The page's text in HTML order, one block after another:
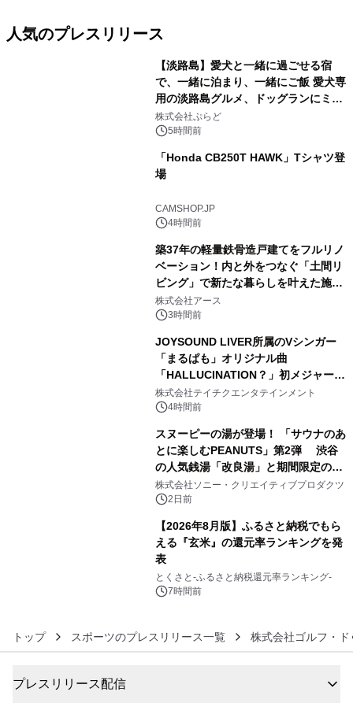
人気のプレスリリース
【淡路島】愛犬と一緒に過ごせる宿
で、一緒に泊まり、一緒にご飯 愛犬専
用の淡路島グルメ、ドッグランにミニ
プール グランピングとトレーラーハウ
スの2施設で
株式会社ぷらど
5時間前
「Honda CB250T HAWK」Tシャツ登
場
CAMSHOP.JP
4時間前
築37年の軽量鉄骨造戸建てをフルリノ
ベーション！内と外をつなぐ「土間リ
ビング」で新たな暮らしを叶えた施工
事例を株式会社アースが公開
株式会社アース
3時間前
JOYSOUND LIVER所属のVシンガー
「まるぱも」オリジナル曲
「HALLUCINATION？」初メジャー配
信リリース決定！
株式会社テイチクエンタテインメント
4時間前
スヌーピーの湯が登場！ 「サウナのあ
とに楽しむPEANUTS」第2弾 渋谷
の人気銭湯「改良湯」と期間限定のコ
ラボレーション サウナイキタイコラ
ボグッズも発売決定！
株式会社ソニー・クリエイティブプロダクツ
2日前
【2026年8月版】ふるさと納税でもら
える『玄米』の還元率ランキングを発
表
とくさと-ふるさと納税還元率ランキング-
7時間前
トップ スポーツのプレスリリース一覧 株式会社ゴルフ・ド
プレスリリース配信